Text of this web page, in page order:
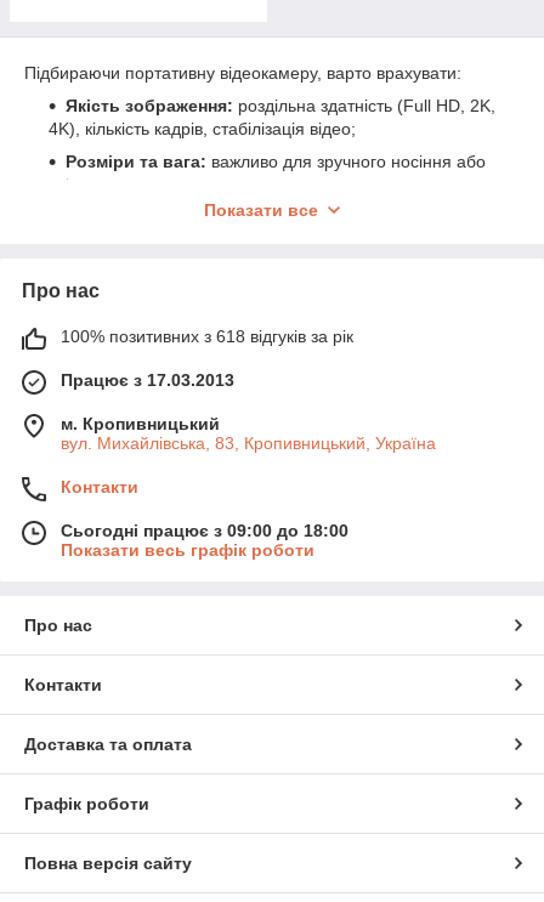
Підбираючи портативну відеокамеру, варто врахувати:
Якість зображення: роздільна здатність (Full HD, 2K,
4K), кількість кадрів, стабілізація відео;
Розміри та вага: важливо для зручного носіння або
кріплення до одягу, шолома, велосипеда тощо;
вбудований акумулятор або змінні
смартфона та швидкої передачі файлів;
Стійкість до зовнішніх впливів:
водонепроникність, захист від пилу, ударостійкість;
Додаткові функції:нічна зйомка, запис звуку,
Портативна відеокамера — це надійний інструмент для
Показати все
Про нас
100% позитивних з 618 відгуків за рік
Працює з 17.03.2013
м. Кропивницький
вул. Михайлівська, 83, Кропивницький, Україна
Контакти
Сьогодні працює з 09:00 до 18:00
Показати весь графік роботи
Про нас
Контакти
Доставка та оплата
Графік роботи
Повна версія сайту